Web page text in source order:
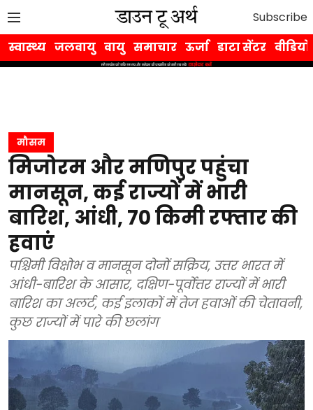
Subscribe
स्वास्थ्य जलवायु वायु समाचार ऊर्जा डाटा सेंटर वीडियो
मौसम
मिजोरम और मणिपुर पहुंचा
मानसून, कई राज्यों में भारी
बारिश, आंधी, 70 किमी रफ्तार की
हवाएं
पश्चिमी विक्षोभ व मानसून दोनों सक्रिय, उत्तर भारत में
आंधी-बारिश के आसार, दक्षिण-पूर्वोत्तर राज्यों में भारी
बारिश का अलर्ट, कई इलाकों में तेज हवाओं की चेतावनी,
कुछ राज्यों में पारे की छलांग